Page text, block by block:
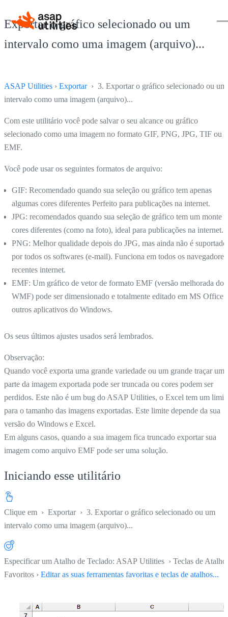
Exportar o gráfico selecionado ou um
intervalo como uma imagem (arquivo)...
ASAP Utilities › Exportar› 3. Exportar o gráfico selecionado ou um
intervalo como uma imagem (arquivo)...
Com este utilitário você pode salvar o seu alcance ou gráfico
selecionado como uma imagem no formato GIF, PNG, JPG, TIF ou
EMF.
Você pode usar os seguintes formatos de arquivo:
GIF: Recomendado quando sua seleção ou gráfico tem apenas
algumas cores diferentes Perfeito para publicações na internet.
JPG: recomendados quando sua seleção de gráfico tem um monte
cores diferentes (como na foto), ideal para publicações na internet.
PNG: Melhor qualidade depois do JPG, mas ainda não é suportado
por todos os softwares (e-mail). Funciona em todos os navegadores
recentes internet.
EMF: Um gráfico de vetor de formato EMF (versão melhorada do
WMF) pode ser dimensionado e totalmente editado em MS Office
outros aplicativos do Windows.
Os seus últimos ajustes usados será lembrados.
Observação:
Quando você exporta uma grande variedade ou um grande traçar uma
parte da imagem exportada pode ser truncada ou cores podem ser
perdidos. Este não é um bug do ASAP Utilities, o Excel tem um
para o tamanho das imagens exportadas. Este limite depende da sua
versão do Windows e Excel.
Em alguns casos, quando a sua imagem fica truncado exportar sua
imagem como arquivo EMF pode ser uma solução.
Iniciando esse utilitário
Clique em › Exportar› 3. Exportar o gráfico selecionado ou um
intervalo como uma imagem (arquivo)...
Especificar um Atalho de Teclado: ASAP Utilities › Teclas de Atalho
Favoritos › Editar as suas ferramentas favoritas e teclas de atalhos...